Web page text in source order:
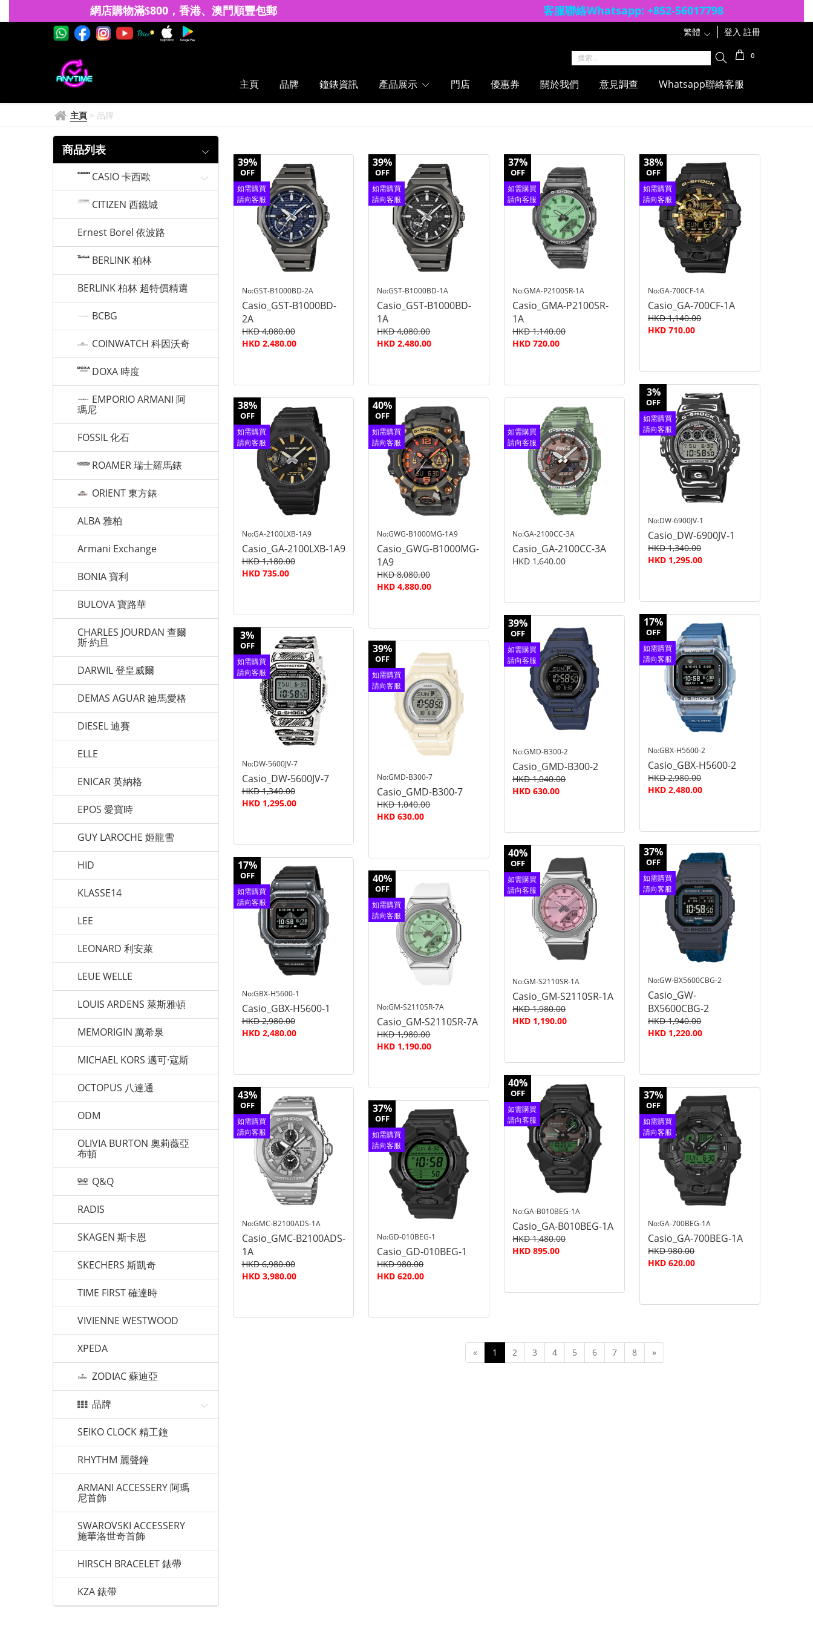
Shock
網店購物滿$800， 香港、澳門順豐包郵 客服聯絡Whatsapp: +852-56017798
登入 註冊
繁體
0
主頁 品牌 鐘錶資訊 產品展示 門店 優惠券 關於我們 意見調查 Whatsapp聯絡客服
主頁 > 品牌
商品列表
CASIO 卡西歐
CITIZEN 西鐵城
Ernest Borel 依波路
BERLINK 柏林
BERLINK 柏林 超特價精選
BCBG
COINWATCH 科因沃奇
DOXA 時度
EMPORIO ARMANI 阿
瑪尼
FOSSIL 化石
ROAMER 瑞士羅馬錶
ORIENT 東方錶
ALBA 雅柏
Armani Exchange
BONIA 寶利
BULOVA 寶路華
CHARLES JOURDAN 查爾
斯·約旦
DARWIL 登皇威爾
DEMAS AGUAR 廸馬愛格
DIESEL 迪賽
ELLE
ENICAR 英納格
EPOS 愛寶時
GUY LAROCHE 姬龍雪
HID
KLASSE14
LEE
LEONARD 利安萊
LEUE WELLE
LOUIS ARDENS 萊斯雅頓
MEMORIGIN 萬希泉
MICHAEL KORS 邁可·寇斯
OCTOPUS 八達通
ODM
OLIVIA BURTON 奧莉薇亞
布頓
Q&Q
RADIS
SKAGEN 斯卡恩
SKECHERS 斯凱奇
TIME FIRST 確達時
VIVIENNE WESTWOOD
XPEDA
ZODIAC 蘇迪亞
品牌
SEIKO CLOCK 精工鐘
RHYTHM 麗聲鐘
ARMANI ACCESSERY 阿瑪
尼首飾
SWAROVSKI ACCESSERY
施華洛世奇首飾
HIRSCH BRACELET 錶帶
KZA 錶帶
39%
OFF
如需購買
請向客服
查詢
No:GST-B1000BD-2A
Casio_GST-B1000BD-
2A
HKD 4,080.00
HKD 2,480.00
38%
OFF
如需購買
請向客服
查詢
No:GA-2100LXB-1A9
Casio_GA-2100LXB-1A9
HKD 1,180.00
HKD 735.00
3%
OFF
如需購買
請向客服
No:DW-5600JV-7
Casio_DW-5600JV-7
HKD 1,340.00
HKD 1,295.00
17%
OFF
如需購買
請向客服
查詢
No:GBX-H5600-1
Casio_GBX-H5600-1
HKD 2,980.00
HKD 2,480.00
43%
OFF
如需購買
請向客服
查詢
No:GMC-B2100ADS-1A
Casio_GMC-B2100ADS-
1A
HKD 6,980.00
HKD 3,980.00
39%
OFF
如需購買
請向客服
查詢
No:GST-B1000BD-1A
Casio_GST-B1000BD-
1A
HKD 4,080.00
HKD 2,480.00
40%
OFF
如需購買
請向客服
查詢
No:GWG-B1000MG-1A9
Casio_GWG-B1000MG-
1A9
HKD 8,080.00
HKD 4,880.00
39%
OFF
如需購買
請向客服
No:GMD-B300-7
Casio_GMD-B300-7
HKD 1,040.00
HKD 630.00
40%
OFF
如需購買
請向客服
No:GM-S2110SR-7A
Casio_GM-S2110SR-7A
HKD 1,980.00
HKD 1,190.00
37%
OFF
如需購買
請向客服
查詢
No:GD-010BEG-1
Casio_GD-010BEG-1
HKD 980.00
HKD 620.00
37%
OFF
如需購買
請向客服
No:GMA-P2100SR-1A
Casio_GMA-P2100SR-
1A
HKD 1,140.00
HKD 720.00
如需購買
請向客服
查詢
No:GA-2100CC-3A
Casio_GA-2100CC-3A
HKD 1,640.00
39%
OFF
如需購買
請向客服
查詢
No:GMD-B300-2
Casio_GMD-B300-2
HKD 1,040.00
HKD 630.00
40%
OFF
如需購買
請向客服
No:GM-S2110SR-1A
Casio_GM-S2110SR-1A
HKD 1,980.00
HKD 1,190.00
40%
OFF
如需購買
請向客服
查詢
No:GA-B010BEG-1A
Casio_GA-B010BEG-1A
HKD 1,480.00
HKD 895.00
38%
OFF
如需購買
請向客服
查詢
No:GA-700CF-1A
Casio_GA-700CF-1A
HKD 1,140.00
HKD 710.00
3%
OFF
如需購買
請向客服
查詢
No:DW-6900JV-1
Casio_DW-6900JV-1
HKD 1,340.00
HKD 1,295.00
17%
OFF
如需購買
請向客服
查詢
No:GBX-H5600-2
Casio_GBX-H5600-2
HKD 2,980.00
HKD 2,480.00
37%
OFF
如需購買
請向客服
查詢
No:GW-BX5600CBG-2
Casio_GW-
BX5600CBG-2
HKD 1,940.00
HKD 1,220.00
37%
OFF
如需購買
請向客服
查詢
No:GA-700BEG-1A
Casio_GA-700BEG-1A
HKD 980.00
HKD 620.00
« 1 2 3 4 5 6 7 8 »